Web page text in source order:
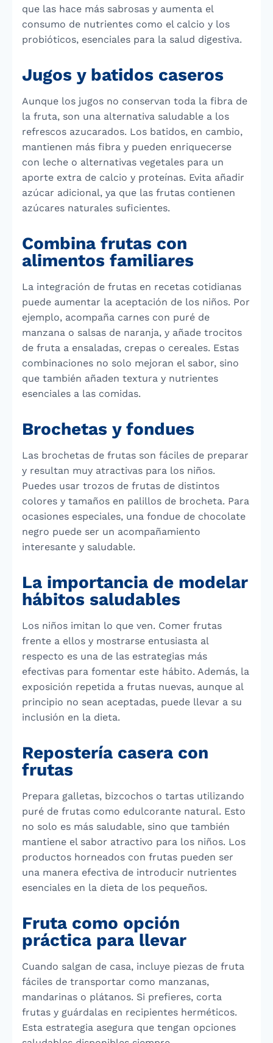
que las hace más sabrosas y aumenta el
consumo de nutrientes como el calcio y los
probióticos, esenciales para la salud digestiva.
Jugos y batidos caseros
Aunque los jugos no conservan toda la fibra de
la fruta, son una alternativa saludable a los
refrescos azucarados. Los batidos, en cambio,
mantienen más fibra y pueden enriquecerse
con leche o alternativas vegetales para un
aporte extra de calcio y proteínas. Evita añadir
azúcar adicional, ya que las frutas contienen
azúcares naturales suficientes.
Combina frutas con
alimentos familiares
La integración de frutas en recetas cotidianas
puede aumentar la aceptación de los niños. Por
ejemplo, acompaña carnes con puré de
manzana o salsas de naranja, y añade trocitos
de fruta a ensaladas, crepas o cereales. Estas
combinaciones no solo mejoran el sabor, sino
que también añaden textura y nutrientes
esenciales a las comidas.
Brochetas y fondues
Las brochetas de frutas son fáciles de preparar
y resultan muy atractivas para los niños.
Puedes usar trozos de frutas de distintos
colores y tamaños en palillos de brocheta. Para
ocasiones especiales, una fondue de chocolate
negro puede ser un acompañamiento
interesante y saludable.
La importancia de modelar
hábitos saludables
Los niños imitan lo que ven. Comer frutas
frente a ellos y mostrarse entusiasta al
respecto es una de las estrategias más
efectivas para fomentar este hábito. Además, la
exposición repetida a frutas nuevas, aunque al
principio no sean aceptadas, puede llevar a su
inclusión en la dieta.
Repostería casera con
frutas
Prepara galletas, bizcochos o tartas utilizando
puré de frutas como edulcorante natural. Esto
no solo es más saludable, sino que también
mantiene el sabor atractivo para los niños. Los
productos horneados con frutas pueden ser
una manera efectiva de introducir nutrientes
esenciales en la dieta de los pequeños.
Fruta como opción
práctica para llevar
Cuando salgan de casa, incluye piezas de fruta
fáciles de transportar como manzanas,
mandarinas o plátanos. Si prefieres, corta
frutas y guárdalas en recipientes herméticos.
Esta estrategia asegura que tengan opciones